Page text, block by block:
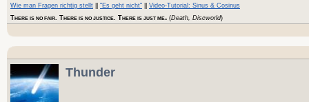
Wie man Fragen richtig stellt
"Es geht nicht"
Video-Tutorial: Sinus & Cosinus
THERE IS NO FAIR. THERE IS NO JUSTICE. THERE IS JUST ME. (Death, Discworld)
Thunder